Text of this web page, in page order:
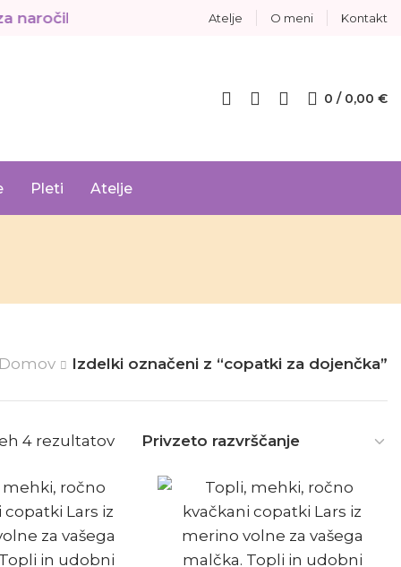
naročila v vrednosti nad 80 €BREZPLAČNA
Atelje O meni Kontakt
0 / 0,00 €
Pleti Atelje
Izdelki označeni z “copatki za dojenčka”
4 rezultatov